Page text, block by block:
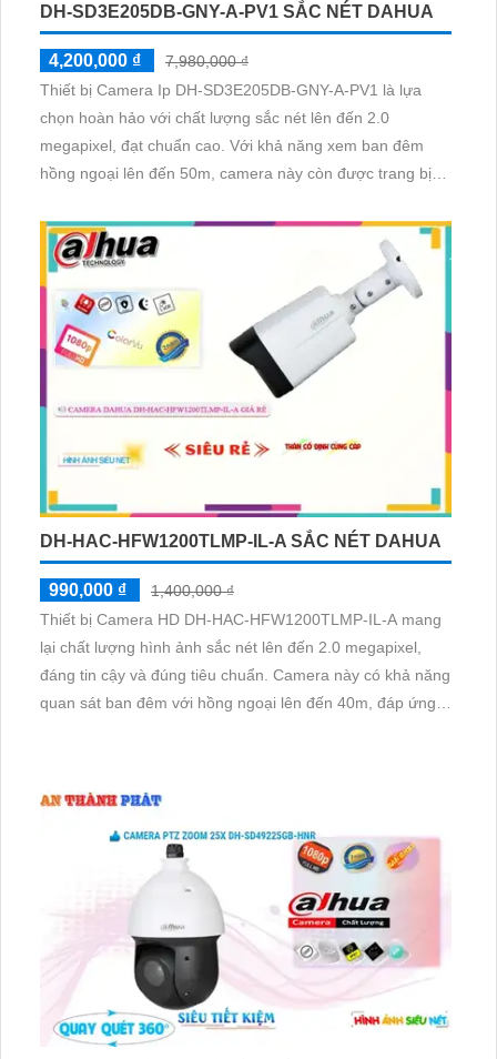
DH-SD3E205DB-GNY-A-PV1 SẮC NÉT DAHUA
4,200,000 ₫
7,980,000 ₫
Thiết bị Camera Ip DH-SD3E205DB-GNY-A-PV1 là lựa
chọn hoàn hảo với chất lượng sắc nét lên đến 2.0
megapixel, đạt chuẩn cao. Với khả năng xem ban đêm
hồng ngoại lên đến 50m, camera này còn được trang bị
giúp tái tạo màu sắc trung thực, lắp đặt dễ dàng cho gia
đình, căn hộ
DH-HAC-HFW1200TLMP-IL-A SẮC NÉT DAHUA
990,000 ₫
1,400,000 ₫
Thiết bị Camera HD DH-HAC-HFW1200TLMP-IL-A mang
lại chất lượng hình ảnh sắc nét lên đến 2.0 megapixel,
đáng tin cậy và đúng tiêu chuẩn. Camera này có khả năng
quan sát ban đêm với hồng ngoại lên đến 40m, đáp ứng